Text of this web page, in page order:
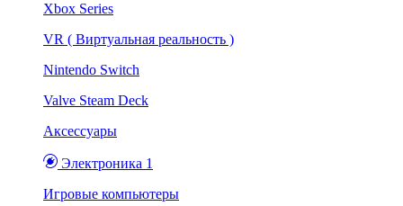
Xbox Series
VR ( Виртуальная реальность )
Nintendo Switch
Valve Steam Deck
Аксессуары
Электроника 1
Игровые компьютеры